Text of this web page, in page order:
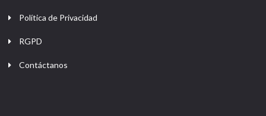
Política de Privacidad
RGPD
Contáctanos